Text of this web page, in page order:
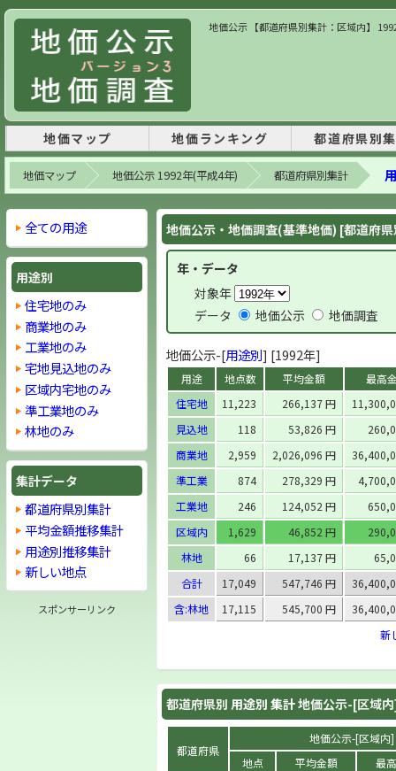
地価公示 【都道府県別集計：区域内】
地価マップ 地価ランキング 都道府県別
地価マップ 地価公示 1992年(平成4年) 都道府県別集計
地価公示・地価調査(基準地価) [都道府
年・データ
対象年
データ
地価公示 地価調査
地価公示-[用途別] [1992年]
用途 地点数 平均金額
最高
住宅地
11,223 266,137 円
見込地
118 53,826 円
商業地
2,959 2,026,096 円
準工業
874 278,329 円
工業地
246 124,052 円
区域内
1,629 46,852 円
林地
66 17,137 円
合計
17,049 547,746 円
含:林地
17,115 545,700 円
新
都道府県別 用途別 集計地価公示-[区域
都道府県
地価公示-[区域内
地点
平均金額
最
全ての用途
用途別
住宅地のみ
商業地のみ
工業地のみ
宅地見込地のみ
区域内宅地のみ
準工業地のみ
林地のみ
集計データ
都道府県別集計
平均金額推移集計
用途別推移集計
新しい地点
スポンサーリンク